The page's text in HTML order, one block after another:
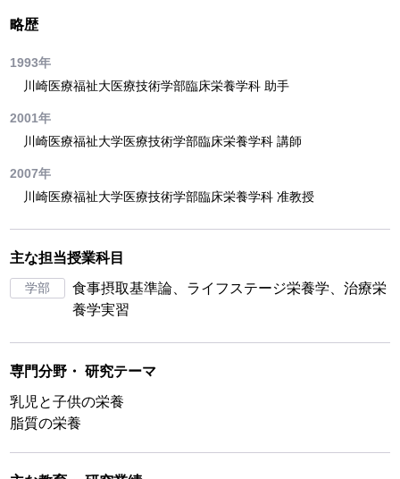
略歴
1993年
川崎医療福祉大医療技術学部臨床栄養学科 助手
2001年
川崎医療福祉大学医療技術学部臨床栄養学科 講師
2007年
川崎医療福祉大学医療技術学部臨床栄養学科 准教授
主な担当授業科目
学部
食事摂取基準論、ライフステージ栄養学、治療栄
養学実習
専門分野 ・ 研究テーマ
乳児と子供の栄養
脂質の栄養